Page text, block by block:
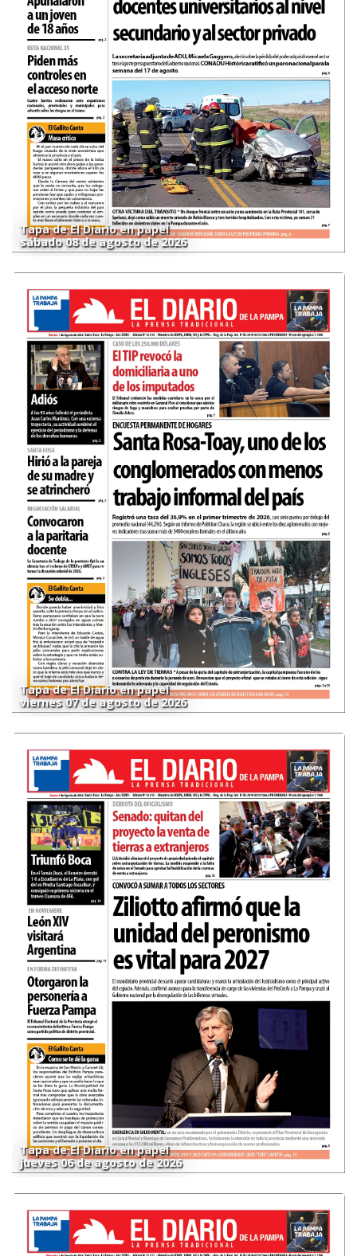
Tapa de El Diario en papel
sábado 08 de agosto de 2026
Tapa de El Diario en papel
viernes 07 de agosto de 2026
Tapa de El Diario en papel
jueves 06 de agosto de 2026